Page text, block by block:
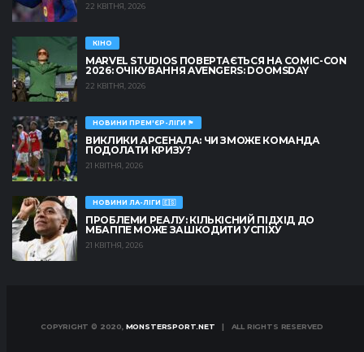
22 КВІТНЯ, 2026
КІНО
MARVEL STUDIOS ПОВЕРТАЄТЬСЯ НА COMIC-CON
2026: ОЧІКУВАННЯ AVENGERS: DOOMSDAY
22 КВІТНЯ, 2026
НОВИНИ ПРЕМ'ЄР-ЛІГИ 🏴󠁧󠁢󠁥󠁮󠁧󠁿
ВИКЛИКИ АРСЕНАЛА: ЧИ ЗМОЖЕ КОМАНДА
ПОДОЛАТИ КРИЗУ?
21 КВІТНЯ, 2026
НОВИНИ ЛА-ЛІГИ 🇪🇸
ПРОБЛЕМИ РЕАЛУ: КІЛЬКІСНИЙ ПІДХІД ДО
МБАППЕ МОЖЕ ЗАШКОДИТИ УСПІХУ
21 КВІТНЯ, 2026
COPYRIGHT © 2020, MONSTERSPORT.NET | ALL RIGHTS RESERVED